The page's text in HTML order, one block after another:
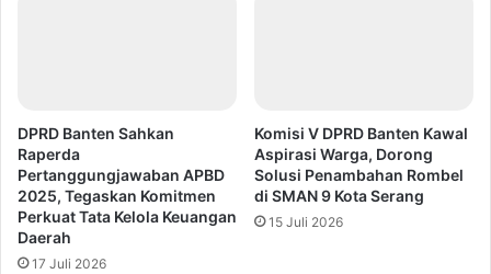
DPRD Banten Sahkan
Raperda
Pertanggungjawaban APBD
2025, Tegaskan Komitmen
Perkuat Tata Kelola Keuangan
Daerah
17 Juli 2026
Komisi V DPRD Banten Kawal
Aspirasi Warga, Dorong
Solusi Penambahan Rombel
di SMAN 9 Kota Serang
15 Juli 2026